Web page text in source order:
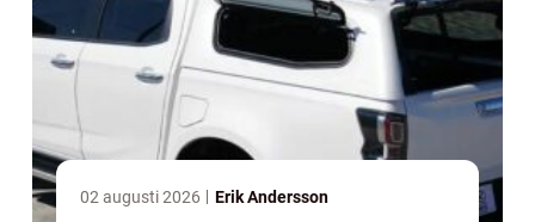
02 augusti 2026 Erik Andersson